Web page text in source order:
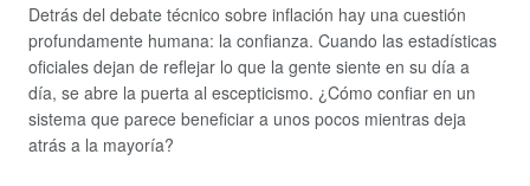
Detrás del debate técnico sobre inflación hay una cuestión
profundamente humana: la confianza. Cuando las estadísticas
oficiales dejan de reflejar lo que la gente siente en su día a
día, se abre la puerta al escepticismo. ¿Cómo confiar en un
sistema que parece beneficiar a unos pocos mientras deja
atrás a la mayoría?